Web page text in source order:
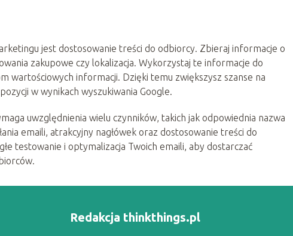
jest dostosowanie treści do odbiorcy. Zbieraj informacje o
zakupowe czy lokalizacja. Wykorzystaj te informacje do
wartościowych informacji. Dzięki temu zwiększysz szanse na
w wynikach wyszukiwania Google.
uwzględnienia wielu czynników, takich jak odpowiednia nazwa
emaili, atrakcyjny nagłówek oraz dostosowanie treści do
testowanie i optymalizacja Twoich emaili, aby dostarczać
Redakcja thinkthings.pl